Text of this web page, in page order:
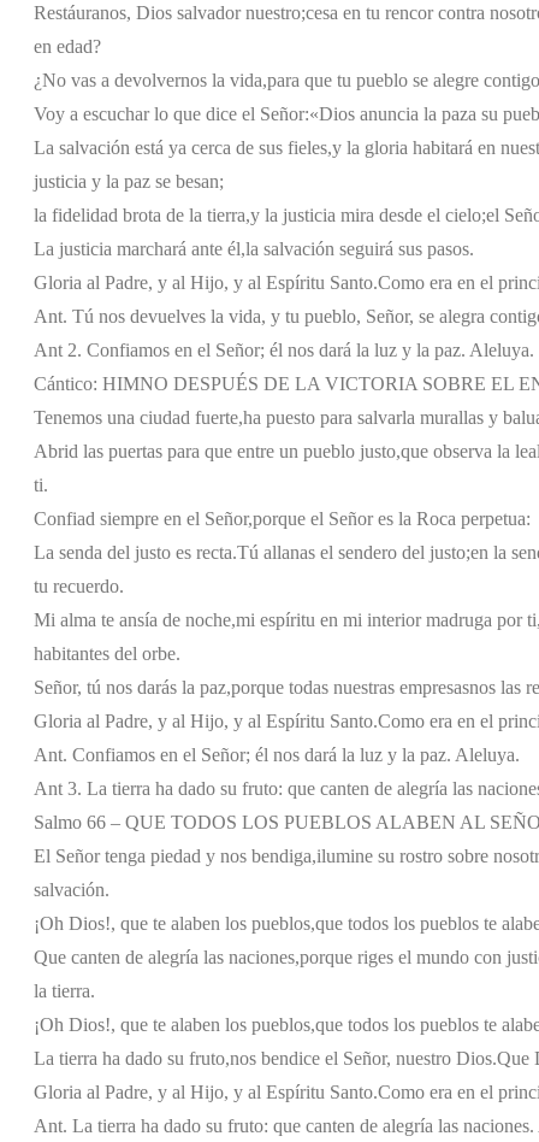
Restáuranos, Dios salvador nuestro;cesa en tu rencor contra
en edad?
¿No vas a devolvernos la vida,para que tu pueblo se alegre
Voy a escuchar lo que dice el Señor:«Dios anuncia la paza su
La salvación está ya cerca de sus fieles,y la gloria habitará en
justicia y la paz se besan;
la fidelidad brota de la tierra,y la justicia mira desde el cielo;el
La justicia marchará ante él,la salvación seguirá sus pasos.
Gloria al Padre, y al Hijo, y al Espíritu Santo.Como era en el
Ant. Tú nos devuelves la vida, y tu pueblo, Señor, se alegra
Ant 2. Confiamos en el Señor; él nos dará la luz y la paz. Aleluya.
Cántico: HIMNO DESPUÉS DE LA VICTORIA SOBRE EL
Tenemos una ciudad fuerte,ha puesto para salvarla murallas y
Abrid las puertas para que entre un pueblo justo,que observa la
ti.
Confiad siempre en el Señor,porque el Señor es la Roca perpetua:
La senda del justo es recta.Tú allanas el sendero del justo;en la
tu recuerdo.
Mi alma te ansía de noche,mi espíritu en mi interior madruga por
habitantes del orbe.
Señor, tú nos darás la paz,porque todas nuestras empresasnos las
Gloria al Padre, y al Hijo, y al Espíritu Santo.Como era en el
Ant. Confiamos en el Señor; él nos dará la luz y la paz. Aleluya.
Ant 3. La tierra ha dado su fruto: que canten de alegría las
Salmo 66 – QUE TODOS LOS PUEBLOS ALABEN AL
El Señor tenga piedad y nos bendiga,ilumine su rostro sobre
salvación.
¡Oh Dios!, que te alaben los pueblos,que todos los pueblos te
Que canten de alegría las naciones,porque riges el mundo con
la tierra.
¡Oh Dios!, que te alaben los pueblos,que todos los pueblos te
La tierra ha dado su fruto,nos bendice el Señor, nuestro Dios.Que
Gloria al Padre, y al Hijo, y al Espíritu Santo.Como era en el
Ant. La tierra ha dado su fruto: que canten de alegría las